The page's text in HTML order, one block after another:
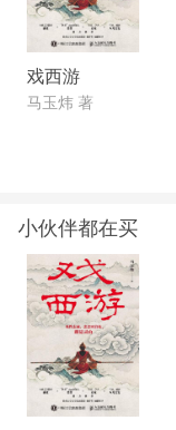
戏西游
马玉炜 著
小伙伴都在买